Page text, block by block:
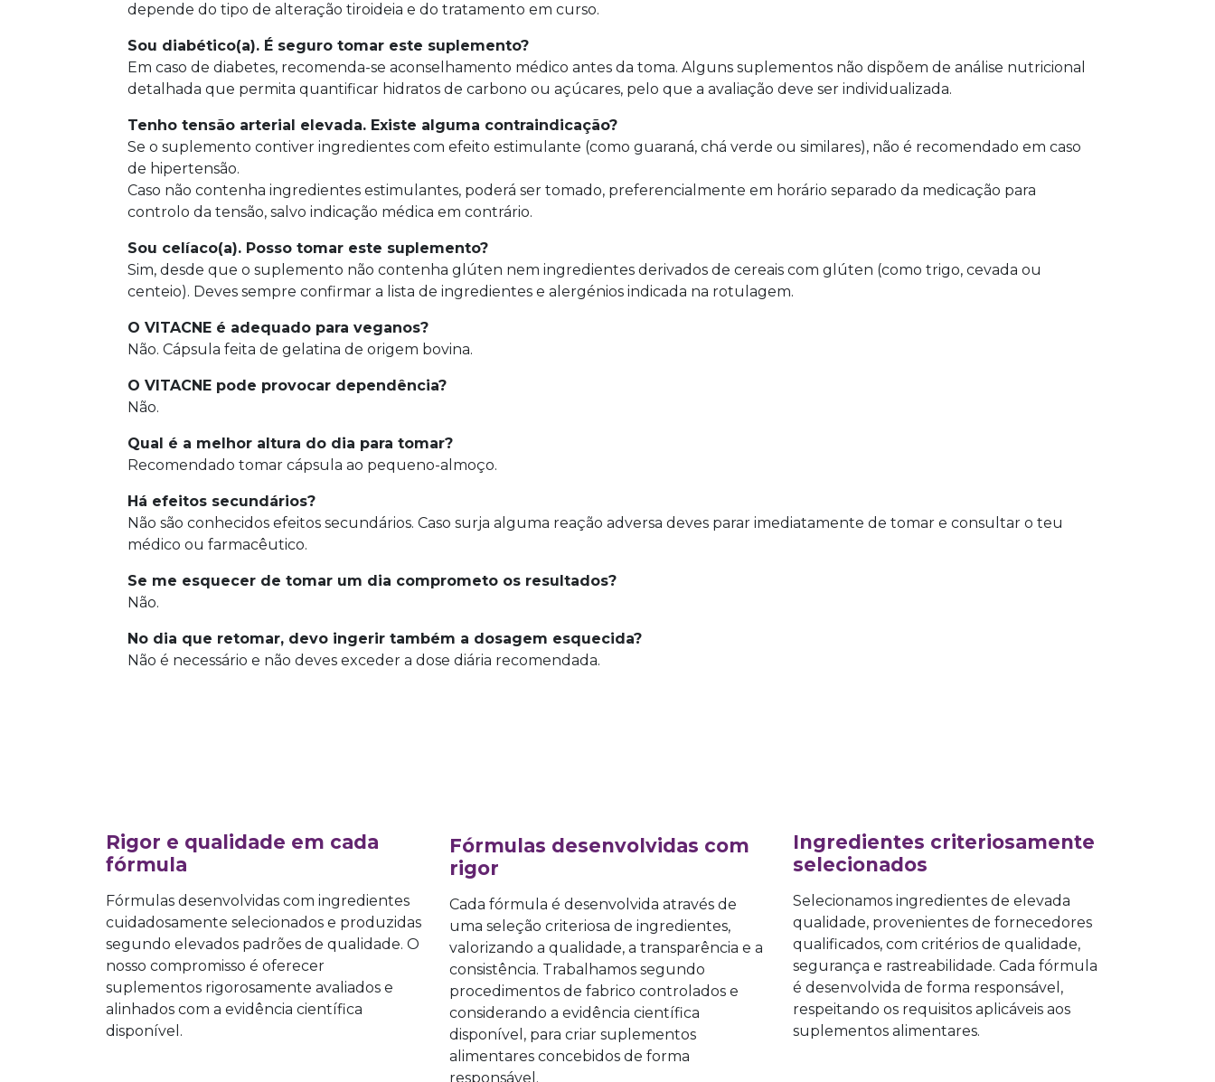
depende do tipo de alteração tiroideia e do tratamento em curso.
Sou diabético(a). É seguro tomar este suplemento?
Em caso de diabetes, recomenda-se aconselhamento médico antes da toma. Alguns suplementos não dispõem de análise nutricional
detalhada que permita quantificar hidratos de carbono ou açúcares, pelo que a avaliação deve ser individualizada.
Tenho tensão arterial elevada. Existe alguma contraindicação?
Se o suplemento contiver ingredientes com efeito estimulante (como guaraná, chá verde ou similares), não é recomendado em caso
de hipertensão.
Caso não contenha ingredientes estimulantes, poderá ser tomado, preferencialmente em horário separado da medicação para
controlo da tensão, salvo indicação médica em contrário.
Sou celíaco(a). Posso tomar este suplemento?
Sim, desde que o suplemento não contenha glúten nem ingredientes derivados de cereais com glúten (como trigo, cevada ou
centeio). Deves sempre confirmar a lista de ingredientes e alergénios indicada na rotulagem.
O VITACNE é adequado para veganos?
Não. Cápsula feita de gelatina de origem bovina.
O VITACNE pode provocar dependência?
Não.
Qual é a melhor altura do dia para tomar?
Recomendado tomar cápsula ao pequeno-almoço.
Há efeitos secundários?
Não são conhecidos efeitos secundários. Caso surja alguma reação adversa deves parar imediatamente de tomar e consultar o teu
médico ou farmacêutico.
Se me esquecer de tomar um dia comprometo os resultados?
Não.
No dia que retomar, devo ingerir também a dosagem esquecida?
Não é necessário e não deves exceder a dose diária recomendada.
Rigor e qualidade em cada
fórmula
Fórmulas desenvolvidas com ingredientes
cuidadosamente selecionados e produzidas
segundo elevados padrões de qualidade. O
nosso compromisso é oferecer
suplementos rigorosamente avaliados e
alinhados com a evidência científica
disponível.
​Fórmulas desenvolvidas com
rigor
Cada fórmula é desenvolvida através de
uma seleção criteriosa de ingredientes,
valorizando a qualidade, a transparência e a
consistência. Trabalhamos segundo
procedimentos de fabrico controlados e
considerando a evidência científica
disponível, para criar suplementos
alimentares concebidos de forma
responsável.
Ingredientes criteriosamente
selecionados
Selecionamos ingredientes de elevada
qualidade, provenientes de fornecedores
qualificados, com critérios de qualidade,
segurança e rastreabilidade. Cada fórmula
é desenvolvida de forma responsável,
respeitando os requisitos aplicáveis aos
suplementos alimentares.